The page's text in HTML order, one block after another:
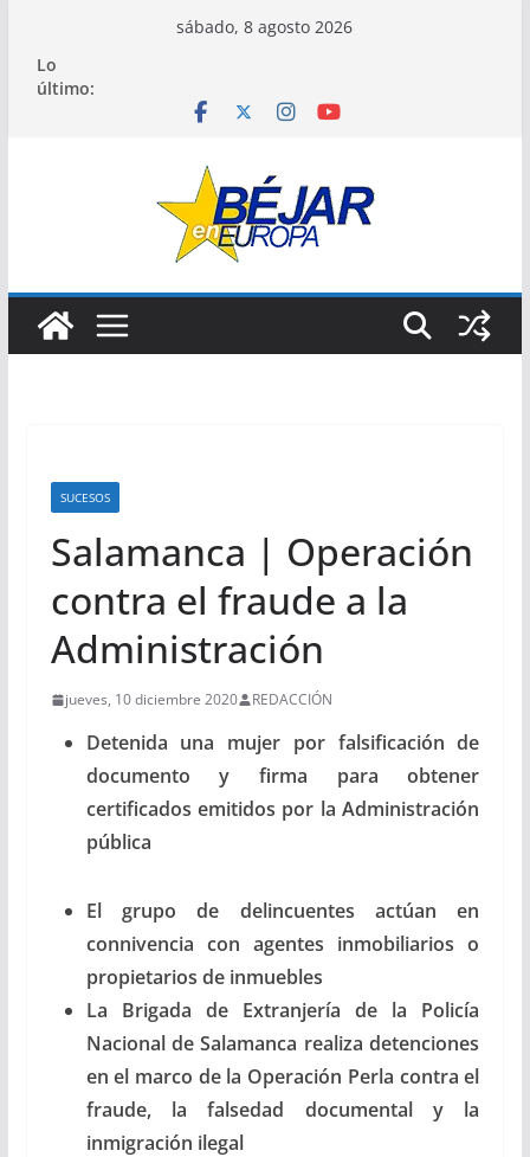
contenido
sábado, 8 agosto 2026
Lo
último:
SUCESOS
Salamanca | Operación
contra el fraude a la
Administración
jueves, 10 diciembre 2020 REDACCIÓN
Detenida una mujer por falsificación de
documento y firma paraobtener
certificados emitidos por la Administración
pública
El grupo de delincuentes actúan en
connivencia con agentes inmobiliarios o
propietarios de inmuebles
La Brigada de Extranjería de la Policía
Nacional de Salamanca realiza detenciones
en el marco de la Operación Perla contra el
fraude, la falsedad documental y la
inmigración ilegal